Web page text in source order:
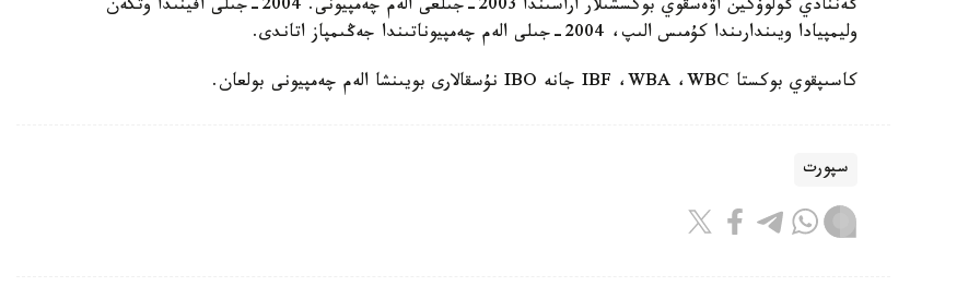
گەننادي گولوۆكين اۋەسقوي بوكسشىلار اراسىندا 2003-جىلعى الەم چەمپيونى. 2004-جىلى افينىدا وتكەن
وليمپيادا ويىندارىندا كۇمىس الىپ، 2004-جىلى الەم چەمپيوناتىندا جەڭىمپاز اتاندى.
كاسىپقوي بوكستا IBF ،WBA ،WBC جانە IBO نۇسقالارى بويىنشا الەم چەمپيونى بولعان.
سپورت